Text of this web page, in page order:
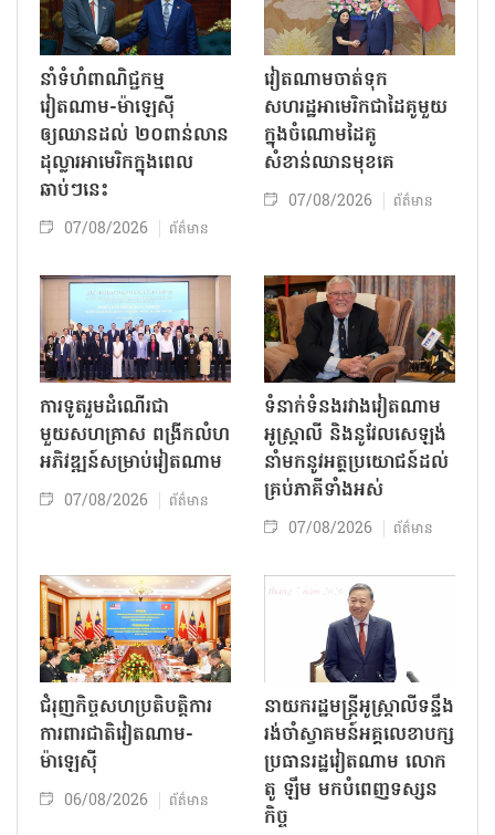
នាំទំហំពាណិជ្ជកម្ម
វៀតណាម-ម៉ាឡេស៊ី
ឲ្យឈានដល់ ២០ពាន់លាន
ដុល្លារអាមេរិកក្នុងពេល
ឆាប់ៗនេះ
07/08/2026 ព័ត៌មាន
វៀតណាមចាត់ទុក
សហរដ្ឋអាមេរិកជាដៃគូមួយ
ក្នុងចំណោមដៃគូ
សំខាន់ឈានមុខគេ
07/08/2026 ព័ត៌មាន
ការទូតរួមដំណើរជា
មួយសហគ្រាស ពង្រីកលំហ
អភិវឌ្ឍន៍សម្រាប់វៀតណាម
07/08/2026 ព័ត៌មាន
ទំនាក់ទំនងរវាងវៀតណាម
អូស្ត្រាលី និងនូវែលសេឡង់
នាំមកនូវអត្ថប្រយោជន៍ដល់
គ្រប់ភាគីទាំងអស់
07/08/2026 ព័ត៌មាន
ជំរុញកិច្ចសហប្រតិបត្តិការ
ការពារជាតិវៀតណាម-
ម៉ាឡេស៊ី
06/08/2026 ព័ត៌មាន
នាយករដ្ឋមន្ត្រីអូស្ត្រាលីទន្ទឹង
រង់ចាំស្វាគមន៍អគ្គលេខាបក្ស
ប្រធានរដ្ឋវៀតណាម លោក
តូ ឡឹម មកបំពេញទស្សន
កិច្ច